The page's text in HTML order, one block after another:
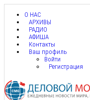
О НАС
АРХИВЫ
РАДИО
АФИША
Контакты
Ваш профиль
Войти
Регистрация